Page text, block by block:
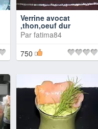
Verrine avocat
,thon,oeuf dur
Par fatima84
750